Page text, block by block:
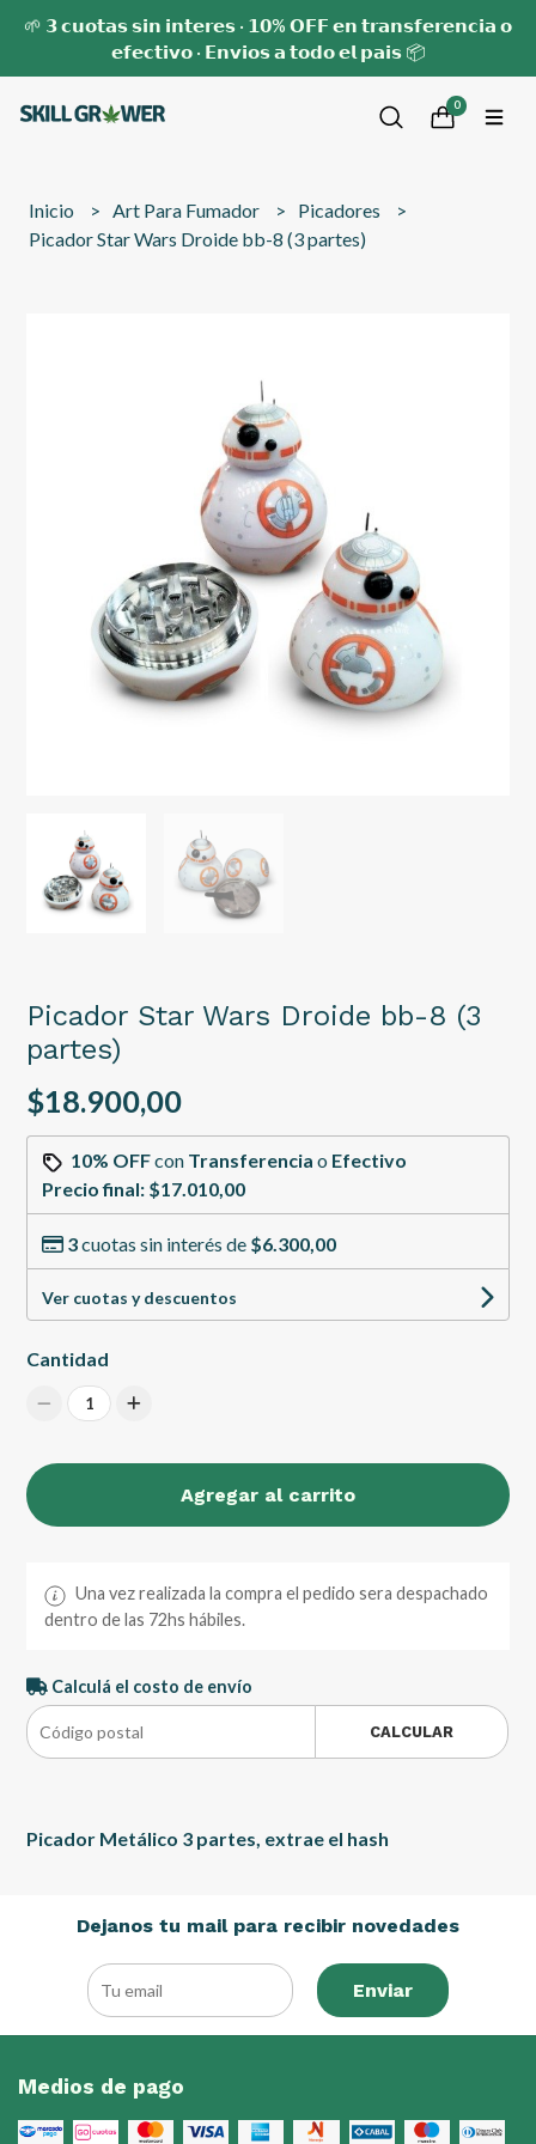
🌱 𝟯 𝗰𝘂𝗼𝘁𝗮𝘀 𝘀𝗶𝗻 𝗶𝗻𝘁𝗲𝗿𝗲𝘀 · 𝟭𝟬% 𝗢𝗙𝗙 𝗲𝗻 𝘁𝗿𝗮𝗻𝘀𝗳𝗲𝗿𝗲𝗻𝗰𝗶𝗮 𝗼
𝗲𝗳𝗲𝗰𝘁𝗶𝘃𝗼 · 𝗘𝗻𝘃𝗶𝗼𝘀 𝗮 𝘁𝗼𝗱𝗼 𝗲𝗹 𝗽𝗮𝗶𝘀 📦
0
Inicio Art Para Fumador
Picadores
Picador Star Wars Droide bb-8 (3 partes)
Picador Star Wars Droide bb-8 (3
partes)
$18.900,00
10% OFFcon Transferencia o Efectivo
Precio final: $17.010,00
3cuotas sin interés de $6.300,00
Ver cuotas y descuentos
Cantidad
1
Agregar al carrito
Una vez realizada la compra el pedido sera despachado
dentro de las 72hs hábiles.
Calculá el costo de envío
CALCULAR
Picador Metálico 3 partes, extrae el hash
Dejanos tu mail para recibir novedades
Enviar
Medios de pago